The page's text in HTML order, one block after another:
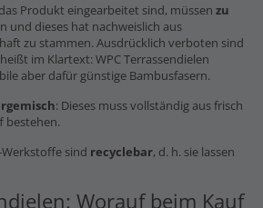
Produkt eingearbeitet sind, müssen zu
und dieses hat nachweislich aus
zu stammen. Ausdrücklich verboten sind
im Klartext: WPC Terrassendielen
aber dafür günstige Bambusfasern.
: Dieses muss vollständig aus frisch
bestehen.
sind recyclebar, d. h. sie lassen
Worauf beim Kauf